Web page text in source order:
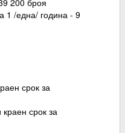
200 броя
1 /една/ година - 9
срок за
краен срок за